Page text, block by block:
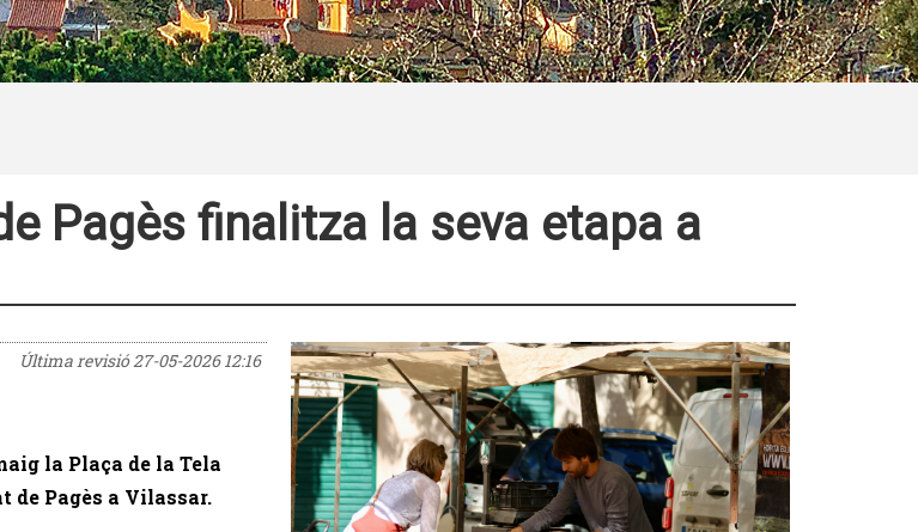
Pagès finalitza la seva etapa a
Última revisió27-05-2026 12:16
la Plaça de la Tela
de Pagès a Vilassar.